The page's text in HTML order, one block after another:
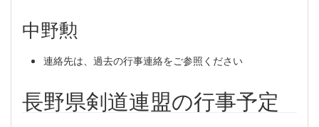
中野勲
連絡先は、過去の行事連絡をご参照ください
長野県剣道連盟の行事予定